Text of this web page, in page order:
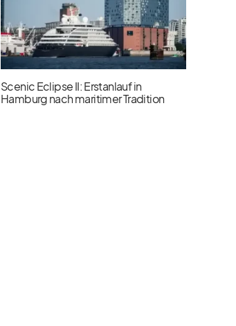
Scenic Eclipse II: Erstanlauf in
Hamburg nach maritimer Tradition